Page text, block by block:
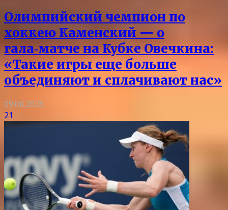
Олимпийский чемпион по
хоккею Каменский — о
гала‑матче на Кубке Овечкина:
«Такие игры еще больше
объединяют и сплачивают нас»
09.08.2026
21